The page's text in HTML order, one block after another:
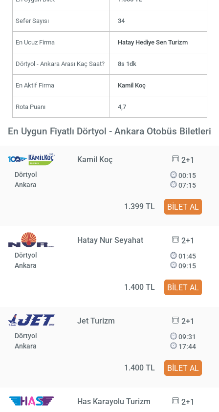
Sefer Sayısı 34
En Ucuz Firma Hatay Hediye Sen Turizm
Dörtyol - Ankara Arası Kaç Saat? 8s 1dk
En Aktif Firma Kamil Koç
Rota Puanı 4,7
En Uygun Fiyatlı Dörtyol - Ankara Otobüs Biletleri
Kamil Koç 2+1
Dörtyol
Ankara
00:15
07:15
1.399 TL BİLET AL
Hatay Nur Seyahat 2+1
Dörtyol
Ankara
01:45
09:15
1.400 TL BİLET AL
Jet Turizm 2+1
Dörtyol
Ankara
09:31
17:44
1.400 TL BİLET AL
Has Karayolu Turizm 2+1